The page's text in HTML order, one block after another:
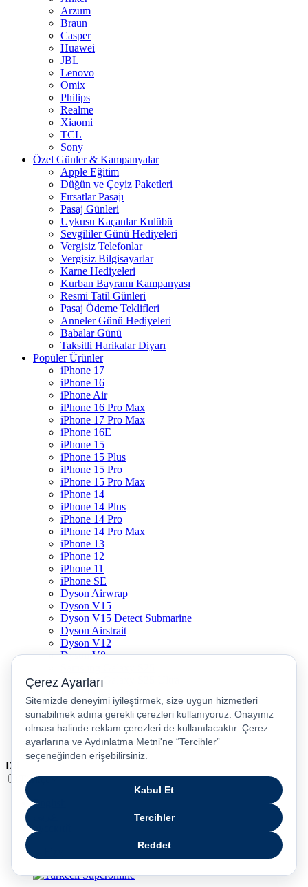
Arzum
Braun
Casper
Huawei
JBL
Lenovo
Omix
Philips
Realme
Xiaomi
TCL
Sony
Özel Günler & Kampanyalar
Apple Eğitim
Düğün ve Çeyiz Paketleri
Fırsatlar Pasajı
Pasaj Günleri
Uykusu Kaçanlar Kulübü
Sevgililer Günü Hediyeleri
Vergisiz Telefonlar
Vergisiz Bilgisayarlar
Karne Hediyeleri
Kurban Bayramı Kampanyası
Resmi Tatil Günleri
Pasaj Ödeme Teklifleri
Anneler Günü Hediyeleri
Babalar Günü
Taksitli Harikalar Diyarı
Popüler Ürünler
iPhone 17
iPhone 16
iPhone Air
iPhone 16 Pro Max
iPhone 17 Pro Max
iPhone 16E
iPhone 15
iPhone 15 Plus
iPhone 15 Pro
iPhone 15 Pro Max
iPhone 14
iPhone 14 Plus
iPhone 14 Pro
iPhone 14 Pro Max
iPhone 13
iPhone 12
iPhone 11
iPhone SE
Dyson Airwrap
Dyson V15
Dyson V15 Detect Submarine
Dyson Airstrait
Dyson V12
Dyson V8
Samsung Galaxy S25 Ultra
PS5 / Playstation 5
PS4 / Playstation 4
Nintendo Switch
Xbox Series S
Xbox Series X
Dil
Türkçe
English
русский